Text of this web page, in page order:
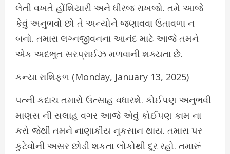
લેતી વખતે હોંશિયારી અને ધીરજ રાખજો. તમે આજે
કેવું અનુભવો છો તે અન્યોને જણાવવા ઉતાવળા ન
બનો. તમારા લગ્નજીવનના આનંદ માટે આજે તમને
એક અદભુત સરપ્રાઈઝ મળવાની શક્યતા છે.
કન્યા રાશિફળ (Monday, January 13, 2025)
પત્ની કદાચ તમારો ઉત્સાહ વધારશે. કોઈપણ અનુભવી
માણસ ની સલાહ વગર આજે એવું કોઈપણ કામ ના
કરો જેથી તમને નાણાકીય નુકસાન થાય. તમારા પર
કુટેવોની અસર છોડી શકતા લોકોથી દૂર રહો. તમારૂં